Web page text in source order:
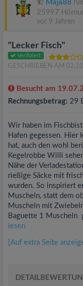
Maja88 hat
25997
vor 9 Jahren
"Lecker Fisch"
Verifiziert
GESCHRIEBEN AM
Besucht am
Rechnungsbetrag: 29
Wir haben im
Hafen gegessen. Hier
hat, auch den wohl
Kegelrobbe Willi
Nähe der
rießige Säcke mit
wurden. So inspiriert
Muscheln, statt dem
Muscheln mit
Baguette 1 Muscheln
lesen
[Auf extra Seite